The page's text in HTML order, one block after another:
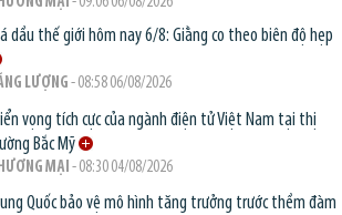
dầu thế giới hôm nay 6/8: Giằng co theo biên độ hẹp
LƯỢNG- 08:58 06/08/2026
vọng tích cực của ngành điện tử Việt Nam tại thị
Bắc Mỹ
MẠI - 08:30 04/08/2026
Quốc bảo vệ mô hình tăng trưởng trước thềm đàm